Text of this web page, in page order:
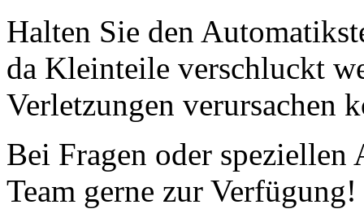
Halten Sie den
da Kleinteile verschluckt
Verletzungen verursachen
Bei Fragen oder speziellen
Team gerne zur Verfügung!